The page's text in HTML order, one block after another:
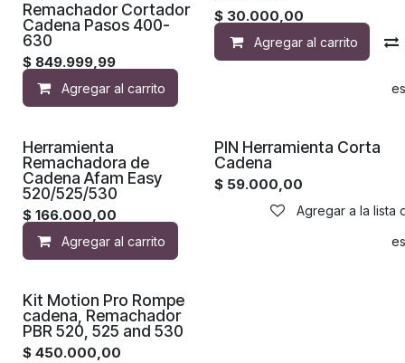
Remachador Cortador
Cadena Pasos 400-
630
$ 849.999,99
Agregar al carrito Agregar a la lista de
$ 30.000,00
Agregar al carrito
Herramienta
Remachadora de
Cadena Afam Easy
520/525/530
$ 166.000,00
Agregar al carrito Agregar a la lista de
PIN Herramienta Corta
Cadena
$ 59.000,00
Agregar a la lista
Kit Motion Pro Rompe
cadena, Remachador
PBR 520, 525 and 530
$ 450.000,00